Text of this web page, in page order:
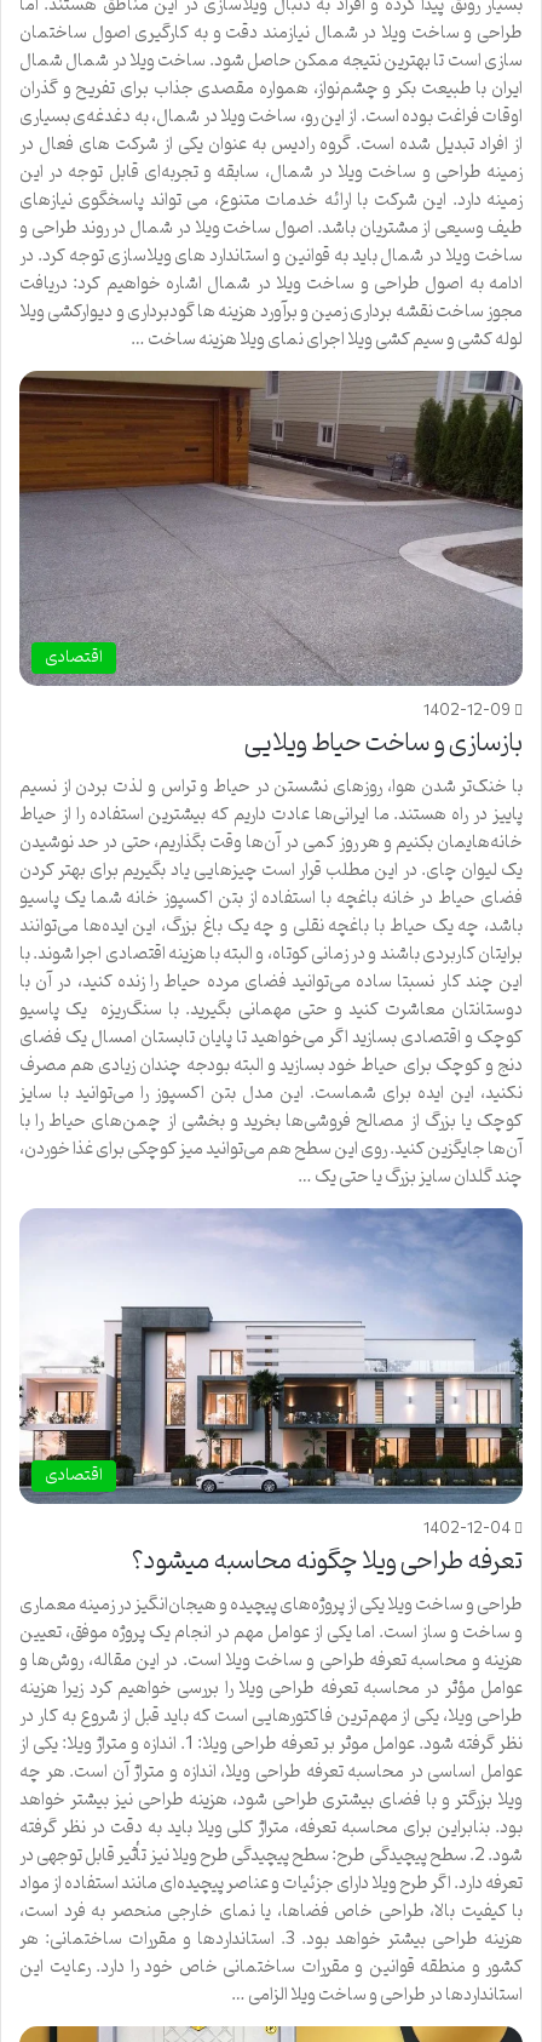
طراحی و ساخت ویلا در شمال نیازمند دقت و به کارگیری اصول ساختمان
سازی است تا بهترین نتیجه ممکن حاصل شود. ساخت ویلا در شمال شمال
ایران با طبیعت بکر و چشم‌نواز، همواره مقصدی جذاب برای تفریح و گذران
اوقات فراغت بوده است. از این رو، ساخت ویلا در شمال، به دغدغه‌ی بسیاری
از افراد تبدیل شده است. گروه رادیس به عنوان یکی از شرکت ‌های فعال در
زمینه طراحی و ساخت ویلا در شمال، سابقه و تجربه‌ای قابل توجه در این
زمینه دارد. این شرکت با ارائه خدمات متنوع، می‌ تواند پاسخگوی نیازهای
طیف وسیعی از مشتریان باشد. اصول ساخت ویلا در شمال در روند طراحی و
ساخت ویلا در شمال باید به قوانین و استاندارد های ویلاسازی توجه کرد. در
ادامه به اصول طراحی و ساخت ویلا در شمال اشاره خواهیم کرد: دریافت
مجوز ساخت نقشه برداری زمین و برآورد هزینه ها گودبرداری و دیوارکشی ویلا
لوله‌ کشی و سیم ‌کشی ویلا اجرای نمای ویلا هزینه ساخت …
اقتصادی
1402-12-09
بازسازی و ساخت حیاط ویلایی
با خنک‌تر شدن هوا، روزهای نشستن در حیاط و تراس و لذت بردن از نسیم
پاییز در راه هستند. ما ایرانی‌ها عادت داریم که بیشترین استفاده را از حیاط
خانه‌هایمان بکنیم و هر روز کمی در آن‌ها وقت بگذاریم، حتی در حد نوشیدن
یک لیوان چای. در این مطلب قرار است چیزهایی یاد بگیریم برای بهتر کردن
فضای حیاط در خانه باغچه با استفاده از بتن اکسپوز خانه شما یک پاسیو
باشد، چه یک حیاط با باغچه نقلی و چه یک باغ بزرگ، این ایده‌ها می‌توانند
برایتان کاربردی باشند و در زمانی کوتاه، و البته با هزینه اقتصادی اجرا شوند. با
این چند کار نسبتا ساده می‌توانید فضای مرده حیاط را زنده کنید، در آن با
دوستانتان معاشرت کنید و حتی مهمانی بگیرید. با سنگ‌ریزه یک پاسیو
کوچک و اقتصادی بسازید اگر می‌خواهید تا پایان تابستان امسال یک فضای
دنج و کوچک برای حیاط خود بسازید و البته بودجه چندان زیادی هم مصرف
نکنید، این ایده برای شماست. این مدل بتن اکسپوز را می‌توانید با سایز
کوچک یا بزرگ از مصالح فروشی‌ها بخرید و بخشی از چمن‌های حیاط را با
آن‌ها جایگزین کنید. روی این سطح هم می‌توانید میز کوچکی برای غذا خوردن،
چند گلدان سایز بزرگ یا حتی یک …
اقتصادی
1402-12-04
تعرفه طراحی ویلا چگونه محاسبه میشود؟
طراحی و ساخت ویلا یکی از پروژه‌های پیچیده و هیجان‌انگیز در زمینه معماری
و ساخت و ساز است. اما یکی از عوامل مهم در انجام یک پروژه موفق، تعیین
هزینه و محاسبه تعرفه طراحی و ساخت ویلا است. در این مقاله، روش‌ها و
عوامل مؤثر در محاسبه تعرفه طراحی ویلا را بررسی خواهیم کرد زیرا هزینه
طراحی ویلا، یکی از مهم‌ترین فاکتورهایی است که باید قبل از شروع به کار در
نظر گرفته شود. عوامل موثر بر تعرفه طراحی ویلا: 1. اندازه و متراژ ویلا: یکی از
عوامل اساسی در محاسبه تعرفه طراحی ویلا، اندازه و متراژ آن است. هر چه
ویلا بزرگتر و با فضای بیشتری طراحی شود، هزینه طراحی نیز بیشتر خواهد
بود. بنابراین برای محاسبه تعرفه، متراژ کلی ویلا باید به دقت در نظر گرفته
شود. 2. سطح پیچیدگی طرح: سطح پیچیدگی طرح ویلا نیز تأثیر قابل توجهی در
تعرفه دارد. اگر طرح ویلا دارای جزئیات و عناصر پیچیده‌ای مانند استفاده از مواد
با کیفیت بالا، طراحی خاص فضاها، یا نمای خارجی منحصر به فرد است،
هزینه طراحی بیشتر خواهد بود. 3. استانداردها و مقررات ساختمانی: هر
کشور و منطقه قوانین و مقررات ساختمانی خاص خود را دارد. رعایت این
استانداردها در طراحی و ساخت ویلا الزامی …